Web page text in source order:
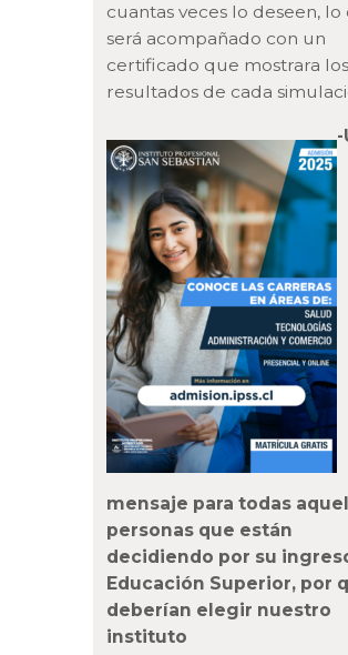
cuantas veces lo deseen, lo
será acompañado con un
certificado que mostrara los
resultados de cada
-
mensaje para todas
personas que están
decidiendo por su
Educación Superior, por
deberían elegir nuestro
instituto